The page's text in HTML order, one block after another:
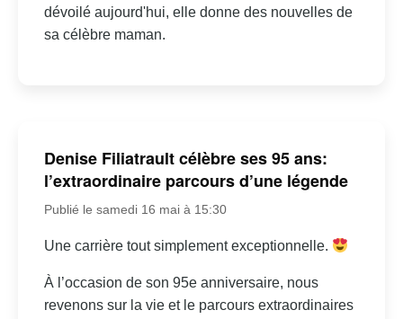
dévoilé aujourd'hui, elle donne des nouvelles de
sa célèbre maman.
Denise Filiatrault célèbre ses 95 ans:
l’extraordinaire parcours d’une légende
Publié le samedi 16 mai à 15:30
Une carrière tout simplement exceptionnelle.
À l’occasion de son 95e anniversaire, nous
revenons sur la vie et le parcours extraordinaires